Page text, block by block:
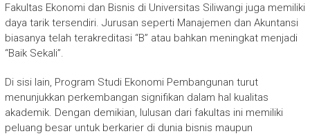
Fakultas Ekonomi dan Bisnis di Universitas Siliwangi juga memiliki
daya tarik tersendiri. Jurusan seperti Manajemen dan Akuntansi
biasanya telah terakreditasi “B” atau bahkan meningkat menjadi
“Baik Sekali”.
Di sisi lain, Program Studi Ekonomi Pembangunan turut
menunjukkan perkembangan signifikan dalam hal kualitas
akademik. Dengan demikian, lulusan dari fakultas ini memiliki
peluang besar untuk berkarier di dunia bisnis maupun